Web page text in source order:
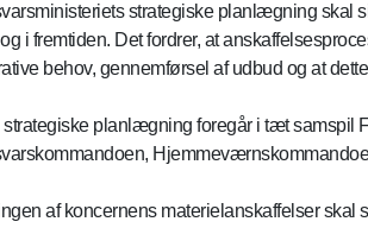
strategiske planlægning skal
i fremtiden. Det fordrer, at
behov, gennemførsel af udbud og at
strategiske planlægning foregår i tæt samspil
af koncernens materielanskaffelser skal